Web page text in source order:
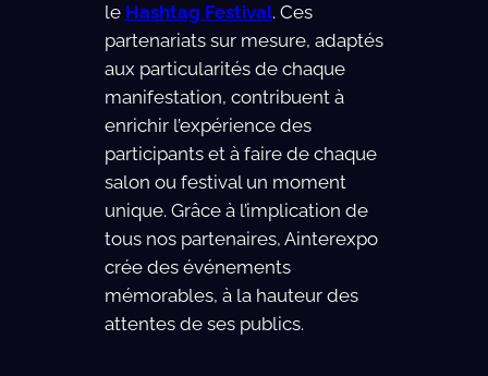
le Hashtag Festival. Ces
partenariats sur mesure, adaptés
aux particularités de chaque
manifestation, contribuent à
enrichir l’expérience des
participants et à faire de chaque
salon ou festival un moment
unique. Grâce à l’implication de
tous nos partenaires, Ainterexpo
crée des événements
mémorables, à la hauteur des
attentes de ses publics.